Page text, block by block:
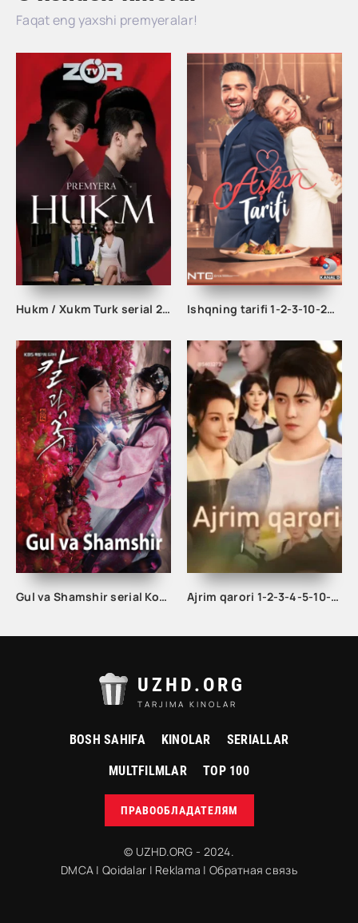
Faqat eng yaxshi premyeralar!
Hukm / Xukm Turk serial 203. 204. 205. 206. 207. 208. 209. 210. 211. 212. 213. 214. 215 Qism Uzbek tilida Hukim Xukim Barcha qismlari Ishqning tarifi 1-2-3-10-20-30-40-50-60-70-100 qism turk serial Uzbek tilida Barcha qismlar
Gul va Shamshir serial Korea Barcha qismlar Uzbek tilida / Гул ва Шамшир сериал Кореа Барча қисмлар Узбек тилида Ajrim qarori 1-2-3-4-5-10-20-30-40-45-50-55-60-65 Qism Koreya seriali drama Uzbek tilida Barcha qismlar 2026 HD skachat
UZHD.ORG
TARJIMA KINOLAR
BOSH SAHIFA KINOLAR SERIALLAR
MULTFILMLAR TOP 100
ПРАВООБЛАДАТЕЛЯМ
© UZHD.ORG - 2024.
DMCA |Qoidalar | Reklama | Обратная связь